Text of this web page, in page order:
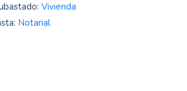
Vivienda
Notarial